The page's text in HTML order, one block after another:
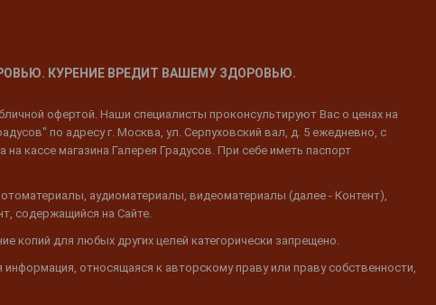
КУРЕНИЕ ВРЕДИТ ВАШЕМУ ЗДОРОВЬЮ.
офертой. Наши специалисты проконсультируют Вас о ценах на
по адресу г. Москва, ул. Серпуховский вал, д. 5 ежедневно, с
кассе магазина Галерея Градусов. При себе иметь паспорт
аудиоматериалы, видеоматериалы (далее - Контент),
содержащийся на Сайте.
копий для любых других целей категорически запрещено.
относящаяся к авторскому праву или праву собственности,